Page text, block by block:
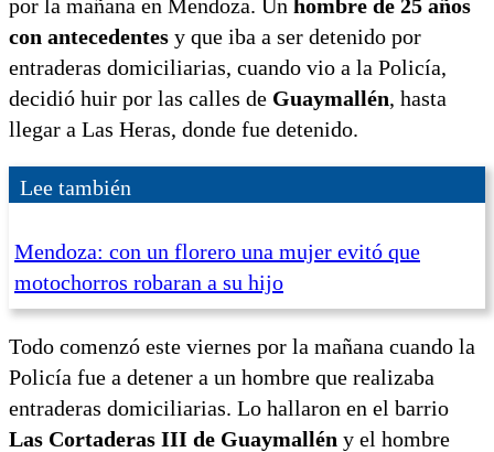
por la mañana en Mendoza. Un hombre de 25 años
con antecedentes y que iba a ser detenido por
entraderas domiciliarias, cuando vio a la Policía,
decidió huir por las calles de Guaymallén, hasta
llegar a Las Heras, donde fue detenido.
Lee también
Mendoza: con un florero una mujer evitó que
motochorros robaran a su hijo
Todo comenzó este viernes por la mañana cuando la
Policía fue a detener a un hombre que realizaba
entraderas domiciliarias. Lo hallaron en el barrio
Las Cortaderas III de Guaymallén y el hombre